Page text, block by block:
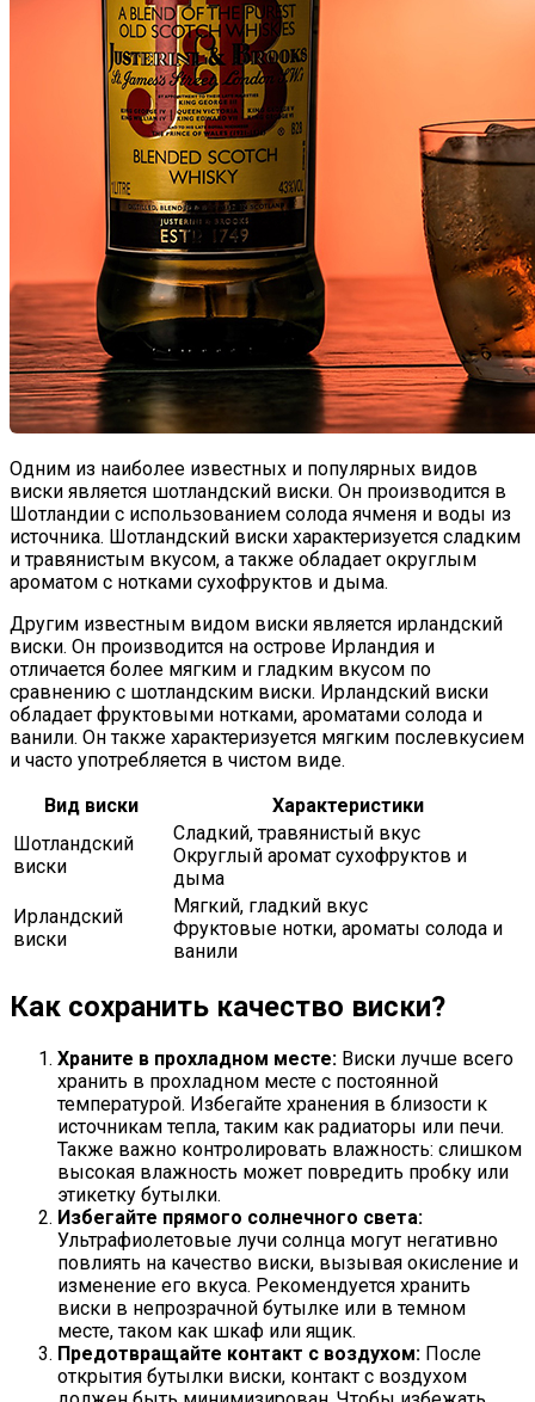
Одним из наиболее известных и популярных видов
виски является шотландский виски. Он производится в
Шотландии с использованием солода ячменя и воды из
источника. Шотландский виски характеризуется сладким
и травянистым вкусом, а также обладает округлым
ароматом с нотками сухофруктов и дыма.
Другим известным видом виски является ирландский
виски. Он производится на острове Ирландия и
отличается более мягким и гладким вкусом по
сравнению с шотландским виски. Ирландский виски
обладает фруктовыми нотками, ароматами солода и
ванили. Он также характеризуется мягким послевкусием
и часто употребляется в чистом виде.
Вид виски
Характеристики
Шотландский
виски
Сладкий, травянистый вкус
Округлый аромат сухофруктов и
дыма
Ирландский
виски
Мягкий, гладкий вкус
Фруктовые нотки, ароматы солода и
ванили
Как сохранить качество виски?
Храните в прохладном месте: Виски лучше всего
хранить в прохладном месте с постоянной
температурой. Избегайте хранения в близости к
источникам тепла, таким как радиаторы или печи.
Также важно контролировать влажность: слишком
высокая влажность может повредить пробку или
этикетку бутылки.
Избегайте прямого солнечного света:
Ультрафиолетовые лучи солнца могут негативно
повлиять на качество виски, вызывая окисление и
изменение его вкуса. Рекомендуется хранить
виски в непрозрачной бутылке или в темном
месте, таком как шкаф или ящик.
Предотвращайте контакт с воздухом: После
открытия бутылки виски, контакт с воздухом